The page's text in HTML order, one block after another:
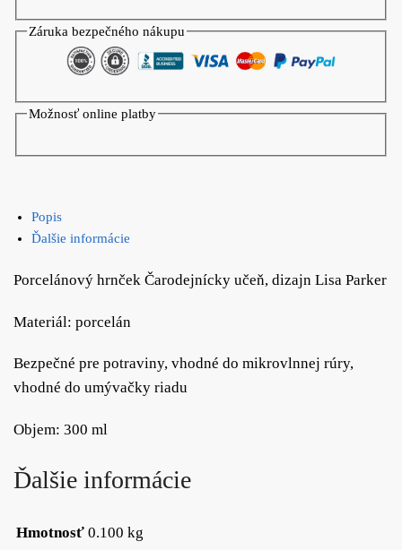
Záruka bezpečného nákupu
Možnosť online platby
Popis
Ďalšie informácie
Porcelánový hrnček Čarodejnícky učeň, dizajn Lisa Parker
Materiál: porcelán
Bezpečné pre potraviny, vhodné do mikrovlnnej rúry,
vhodné do umývačky riadu
Objem: 300 ml
Ďalšie informácie
Hmotnosť 0.100 kg